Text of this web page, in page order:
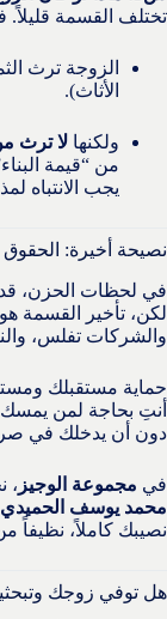
تختلف القسمة
الزوجة ترث
الأثاث).
ولكنها لا ترث
من “قيمة
يجب الانتباه
نصيحة أخيرة: الحقوق
في لحظات الحزن،
لكن، تأخير القسمة هو
والشركات تفلس،
حماية مستقبلك
أنتِ بحاجة لمن
دون أن يدخلك في
في مجموعة الوجيز ،
محمد يوسف الحميدي
نصيبك كاملاً، نظيفاً
هل توفي زوجك